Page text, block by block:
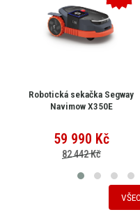
Robotická sekačka Segway
Navimow X350E
59 990 Kč
82 442 Kč